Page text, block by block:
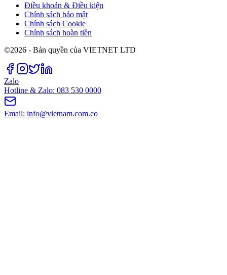
Điều khoản & Điều kiện
Chính sách bảo mật
Chính sách Cookie
Chính sách hoàn tiền
©2026 - Bản quyền của VIETNET LTD
Zalo
Hotline & Zalo: 083 530 0000
Email: info@vietnam.com.co